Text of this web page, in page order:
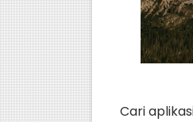
Cari